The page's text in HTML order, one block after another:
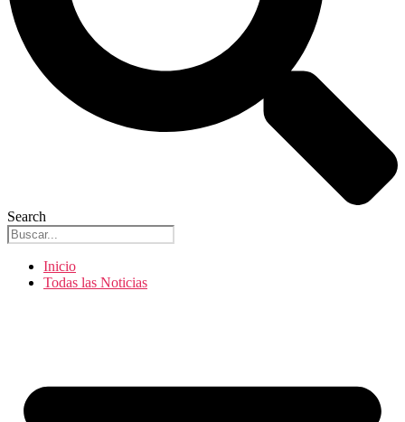
Search
Inicio
Todas las Noticias